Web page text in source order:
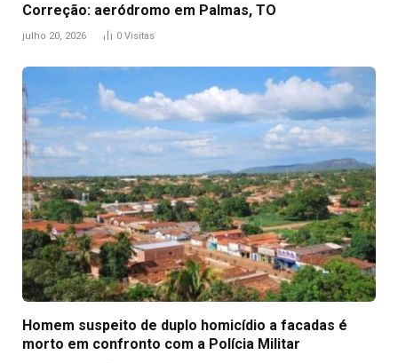
Correção: aeródromo em Palmas, TO
julho 20, 2026 0 Visitas
Homem suspeito de duplo homicídio a facadas é
morto em confronto com a Polícia Militar